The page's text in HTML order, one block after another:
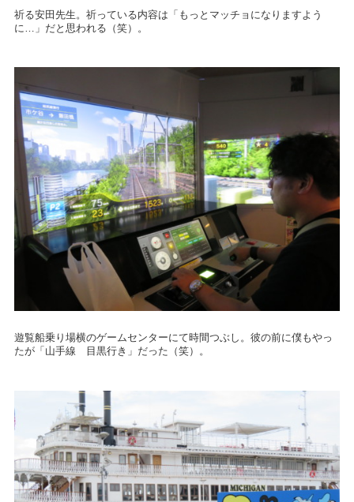
祈る安田先生。祈っている内容は「もっとマッチョになりますよう
に…」だと思われる（笑）。
遊覧船乗り場横のゲームセンターにて時間つぶし。彼の前に僕もやっ
たが「山手線 目黒行き」だった（笑）。